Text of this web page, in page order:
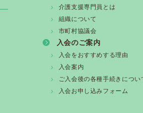
門研修課程Ⅰ・更新研修前期【第1
門研修課程Ⅱ・更新研修後期【第1期
修会開催について
本日現在、更新制度廃止の時期はま
介護支援専門員とは
組織について
市町村協議会
入会のご案内
入会をおすすめする理由
入会案内
ご入会後の各種手続きについ
入会お申し込みフォーム